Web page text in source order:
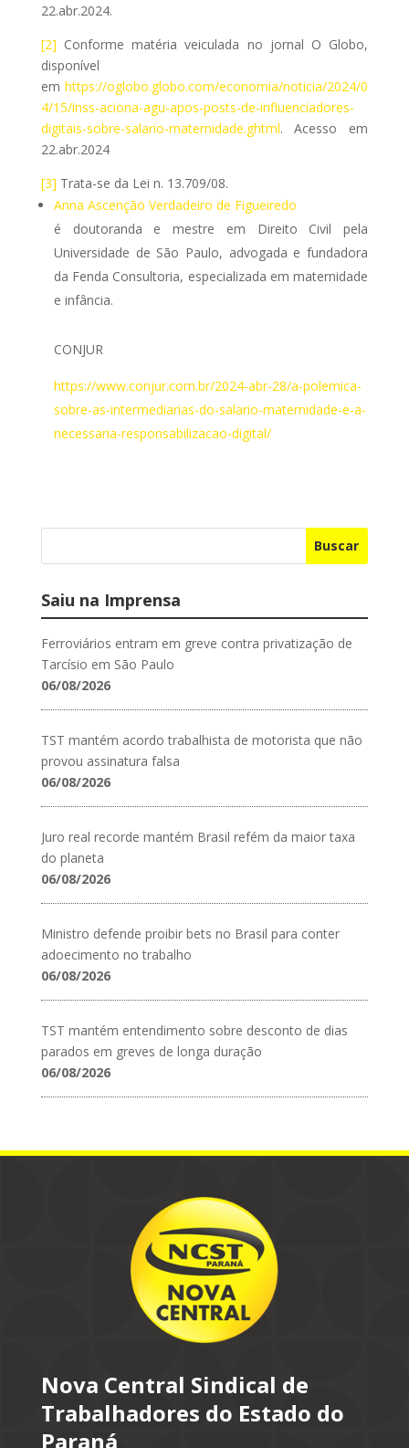
22.abr.2024.
[2] Conforme matéria veiculada no jornal O Globo,
disponível
emhttps://oglobo.globo.com/economia/noticia/2024/0
4/15/inss-aciona-agu-apos-posts-de-influenciadores-
digitais-sobre-salario-maternidade.ghtml. Acesso em
22.abr.2024
[3] Trata-se da Lei n. 13.709/08.
Anna Ascenção Verdadeiro de Figueiredo
é doutoranda e mestre em Direito Civil pela
Universidade de São Paulo, advogada e fundadora
da Fenda Consultoria, especializada em maternidade
e infância.
CONJUR
https://www.conjur.com.br/2024-abr-28/a-polemica-
sobre-as-intermediarias-do-salario-maternidade-e-a-
necessaria-responsabilizacao-digital/
Buscar
Saiu na Imprensa
Ferroviários entram em greve contra privatização de
Tarcísio em São Paulo
06/08/2026
TST mantém acordo trabalhista de motorista que não
provou assinatura falsa
06/08/2026
Juro real recorde mantém Brasil refém da maior taxa
do planeta
06/08/2026
Ministro defende proibir bets no Brasil para conter
adoecimento no trabalho
06/08/2026
TST mantém entendimento sobre desconto de dias
parados em greves de longa duração
06/08/2026
Nova Central Sindical de
Trabalhadores do Estado do
Paraná